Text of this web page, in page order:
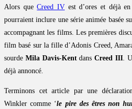
Alors queCreed IV est d’ores et déjà
pourraient inclure une série animée basée
accompagnant les films. Les premières
film basé sur la fille d’Adonis Creed,
sourde Mila Davis-Kentdans Creed III.
déjà annoncé.
Terminons cet article par une
Winkler comme ‘le pire des êtres non